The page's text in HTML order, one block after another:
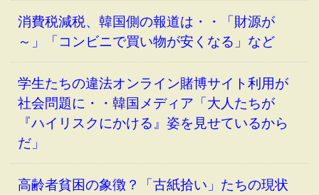
消費税減税、韓国側の報道は・・「財源が
～」「コンビニで買い物が安くなる」など
学生たちの違法オンライン賭博サイト利用が
社会問題に・・韓国メディア「大人たちが
『ハイリスクにかける』姿を見せているから
だ」
高齢者貧困の象徴？「古紙拾い」たちの現状